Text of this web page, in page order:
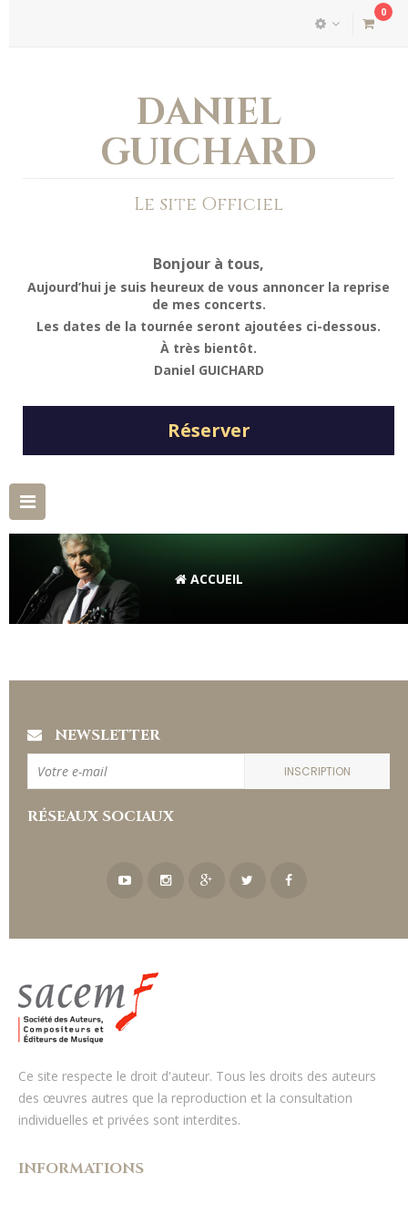
0
DANIEL
GUICHARD
Le site Officiel
Bonjour à tous,
Aujourd’hui je suis heureux de vous annoncer la reprise
de mes concerts.
Les dates de la tournée seront ajoutées ci-dessous.
À très bientôt.
Daniel GUICHARD
Réserver
Basculer
la
navigation
ACCUEIL
NEWSLETTER
INSCRIPTION
RÉSEAUX SOCIAUX
Ce site respecte le droit d'auteur. Tous les droits des auteurs
des œuvres autres que la reproduction et la consultation
individuelles et privées sont interdites.
INFORMATIONS